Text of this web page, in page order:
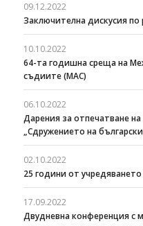
09.12.2022
Заключителна дискусия
10.10.2022
64-та годишна среща на
съдиите (МАС)
06.10.2022
Дарения за отпечатване
„Сдружението на
02.10.2022
25 години от
17.09.2022
Двудневна конференция с